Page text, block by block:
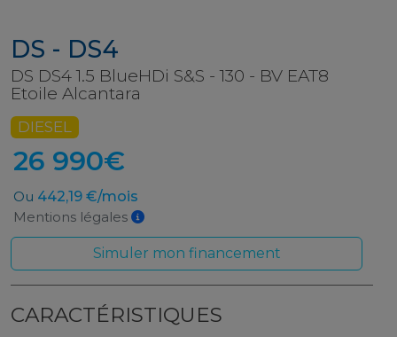
DS - DS4
DS DS4 1.5 BlueHDi S&S - 130 - BV EAT8
Etoile Alcantara
DIESEL
26 990€
Ou 442,19 €/mois
Mentions légales
Simuler mon financement
CARACTÉRISTIQUES